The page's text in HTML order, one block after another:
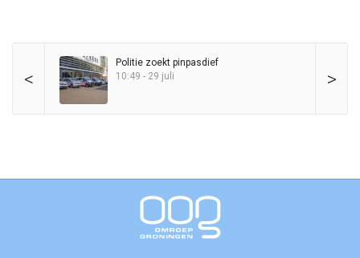
< >
Politie zoekt pinpasdief
10:49 - 29 juli